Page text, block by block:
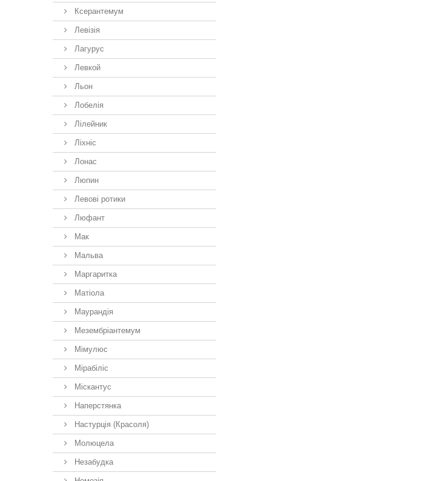
Ксерантемум
Левізія
Лагурус
Левкой
Льон
Лобелія
Лілейник
Ліхніс
Лонас
Люпин
Левові ротики
Люфант
Мак
Мальва
Маргаритка
Матіола
Маурандія
Мезембріантемум
Мімулюс
Мірабіліс
Міскантус
Наперстянка
Настурція (Красоля)
Молюцела
Незабудка